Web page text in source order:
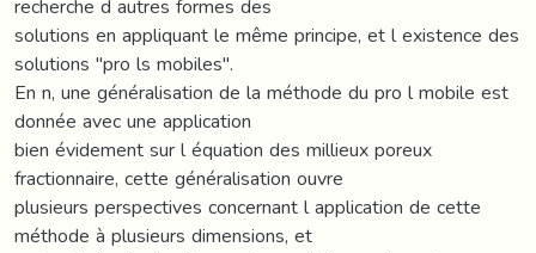
solutions en appliquant le même principe, et l existence des
solutions "pro ls mobiles".
En n, une généralisation de la méthode du pro l mobile est
donnée avec une application
bien évidement sur l équation des millieux poreux
fractionnaire, cette généralisation ouvre
plusieurs perspectives concernant l application de cette
méthode à plusieurs dimensions, et